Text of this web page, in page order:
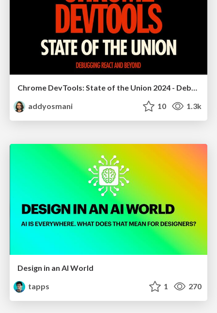
Chrome DevTools: State of the Union 2024 - Debugging React & Beyond
addyosmani
10 1.3k
Design in an AI World
tapps
1 270